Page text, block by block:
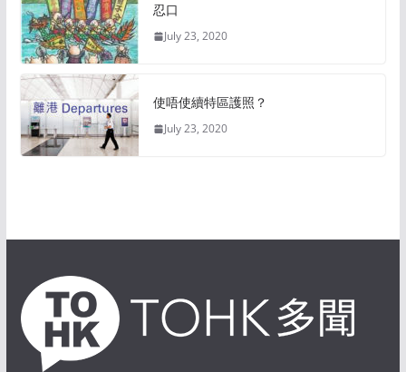
忍口
July 23, 2020
使唔使續特區護照？
July 23, 2020